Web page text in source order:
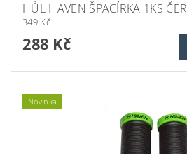
HŮL HAVEN ŠPACÍRKA 1KS
349 Kč
288 Kč
Novinka